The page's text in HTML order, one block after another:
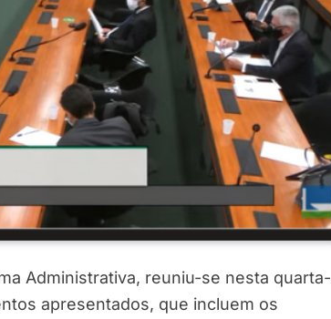
Administrativa, reuniu-se nesta quarta-
apresentados, que incluem os